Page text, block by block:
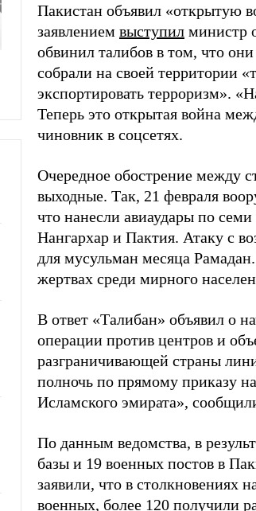
Пакистан объявил «открытую
заявлением выступил министр
обвинил талибов в том, что
собрали на своей территории
экспортировать терроризм».
Теперь это открытая война
чиновник в соцсетях.
Очередное обострение между
выходные. Так, 21 февраля
что нанесли авиаудары по
Нангархар и Пактия. Атаку с
для мусульман месяца
жертвах среди мирного
В ответ «Талибан» объявил о
операции против центров и
разграничивающей страны
полночь по прямому приказу
Исламского эмирата»,
По данным ведомства, в
базы и 19 военных постов в
заявили, что в столкновениях
военных, более 120 получили